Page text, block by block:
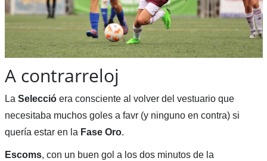
A contrarreloj
La Seleccióera consciente al volver del vestuario que
necesitaba muchos goles a favr (y ninguno en contra) si
quería estar en la Fase Oro.
Escoms, con un buen gol a los dos minutos de la